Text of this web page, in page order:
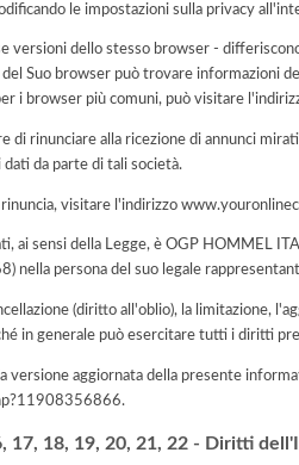
le impostazioni sulla privacy
versioni dello stesso browser -
Suo browser può trovare informazioni
i browser più comuni, può visitare
di rinunciare alla ricezione di annunci
da parte di tali società.
visitare l'indirizzo
ai sensi della Legge, è OGP HOMMEL
nella persona del suo legale
(diritto all'oblio), la limitazione,
in generale può esercitare tutti i diritti
versione aggiornata della presente
.
17, 18, 19, 20, 21, 22 - Diritti